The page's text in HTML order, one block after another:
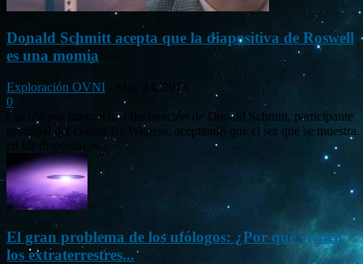
Donald Schmitt acepta que la diapositiva de Roswell
es una momia
Exploración OVNI
May 14, 2015
0
Circula por internet una declaración de Donald Schmitt, participante
principal del evento Be Witness, aceptando que el ser que se muestra
en las diapositivas...
El gran problema de los ufólogos: ¿Por qué vienen
los extraterrestres...